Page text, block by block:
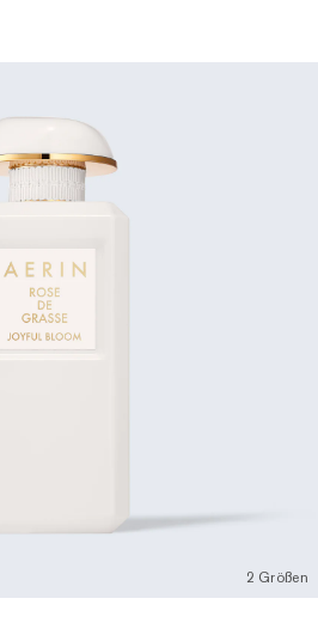
2 Größen